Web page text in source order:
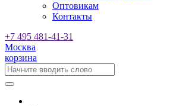
Оптовикам
Контакты
+7 495 481-41-31
Москва
корзина